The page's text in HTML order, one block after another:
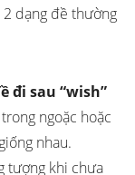
2 dạng đề thường
đi sau “wish”
ngoặc hoặc
nhau.
tượng khi chưa